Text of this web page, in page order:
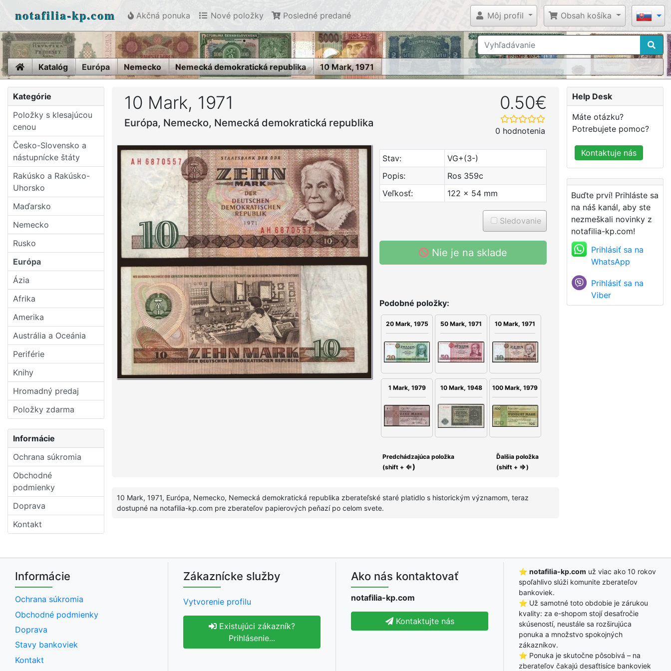
notafilia-kp.com Akčná ponuka Nové položky Posledné predané Môj profil Obsah košíka
HomeKatalóg Európa Nemecko Nemecká demokratická republika 10 Mark, 1971
Kategórie
Položky s klesajúcou
cenou
Česko-Slovensko a
nástupní­cke štáty
Rakúsko a Rakúsko-
Uhorsko
Maďarsko
Nemecko
Rusko
Európa
Ázia
Afrika
Amerika
Austrália a Oceánia
Periférie
Knihy
Hromadný predaj
Položky zdarma
Informácie
Ochrana súkromia
Obchodné
podmienky
Doprava
Kontakt
10 Mark, 1971
Európa, Nemecko, Nemecká demokratická republika
0.50€
0 hodnotenia
Stav:
VG+(3-)
Popis:
Ros 359c
Veľkosť:
122 x 54 mm
Sledovanie
Nie je na sklade
Podobné položky:
20 Mark, 1975 50 Mark, 1971 10 Mark, 1971
1 Mark, 1979 10 Mark, 1948 100 Mark, 1979
Predchádzajúca položka
(shift + ⇐)
Ďalšia položka
(shift + ⇒)
10 Mark, 1971, Európa, Nemecko, Nemecká demokratická republika zberateľské staré platidlo s historickým významom, teraz
dostupné na notafilia-kp.com pre zberateľov papierových peňazí po celom svete.
Help Desk
Máte otázku?
Potrebujete pomoc?
Kontaktuje nás
Buďte prví! Prihláste sa
na náš kanál, aby ste
nezmeškali novinky z
notafilia-kp.com!
Prihlásiť sa na
WhatsApp
Prihlásiť sa na
Viber
Informácie
Ochrana súkromia
Obchodné podmienky
Doprava
Stavy bankoviek
Kontakt
Zákaznícke služby
Vytvorenie profilu
Existujúci zákazník?
Prihlásenie...
Ako nás kontaktovať
notafilia-kp.com
Kontaktujte nás
⭐ notafilia-kp.com už viac ako 10 rokov
spoľahlivo slúži komunite zberateľov
bankoviek.
⭐ Už samotné toto obdobie je zárukou
kvality: za e-shopom stojí desaťročie
skúseností, neustále sa rozširujúca
ponuka a množstvo spokojných
zákazníkov.
⭐ Ponuka je skutočne pôsobivá – na
zberateľov čakajú desaťtisíce bankoviek